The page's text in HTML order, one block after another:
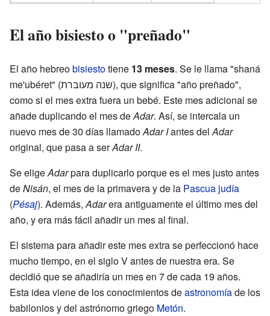
El año bisiesto o "preñado"
El año hebreobisiestotiene 13 meses. Se le llama "shaná
me'ubéret" (שנה מעוברת), que significa "año preñado",
como si el mes extra fuera un bebé. Este mes adicional se
añade duplicando el mes deAdar. Así, se intercala un
nuevo mes de 30 días llamadoAdar Iantes delAdar
original, que pasa a serAdar II.
Se eligeAdarpara duplicarlo porque es el mes justo antes
deNisán, el mes de la primavera y de la Pascua judía
(Pésaj). Además,Adarera antiguamente el último mes del
año, y era más fácil añadir un mes al final.
El sistema para añadir este mes extra se perfeccionó hace
mucho tiempo, en el siglo V antes de nuestra era. Se
decidió que se añadiría un mes en 7 de cada 19 años.
Esta idea viene de los conocimientos deastronomíade los
babilonios y del astrónomo griego Metón.